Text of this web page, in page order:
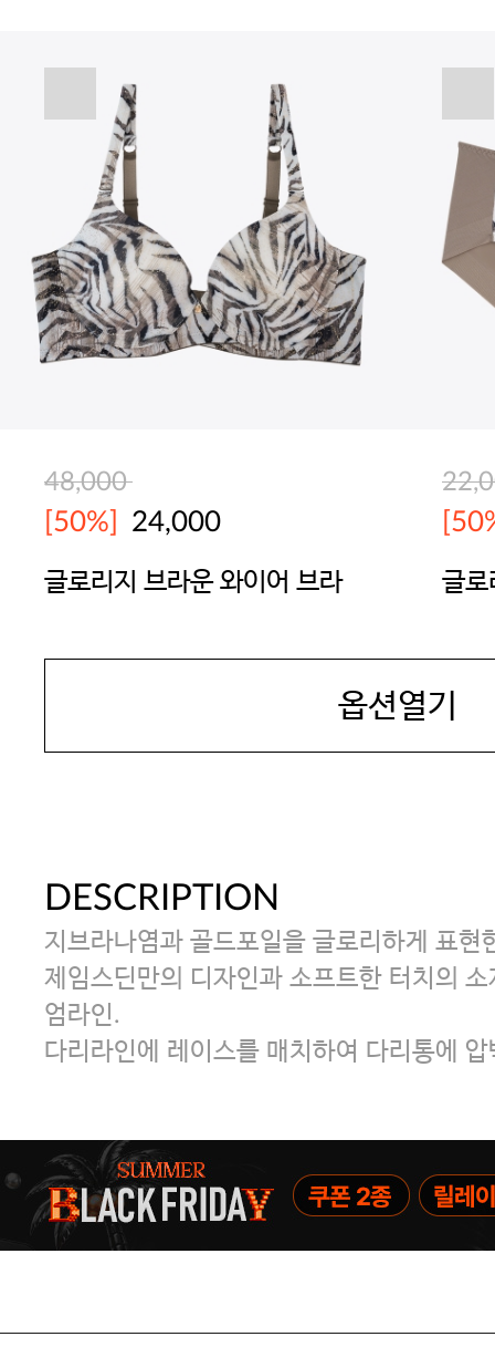
[썸머블프] 2만원 할인 쿠폰(8.1~31)
48,000
[50%] 24,000
글로리지 브라운 와이어 브라
글로
옵션열기
DESCRIPTION
지브라나염과 골드포일을 글로리하게 표현
제임스딘만의 디자인과 소프트한 터치의
엄라인.
다리라인에 레이스를 매치하여 다리통에